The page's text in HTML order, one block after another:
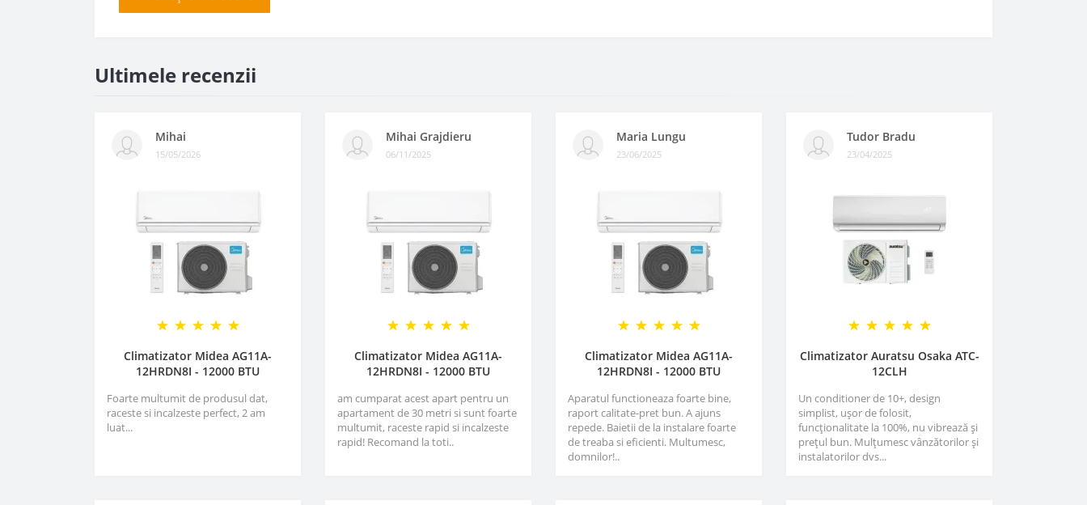
Ultimele recenzii
Mihai
15/05/2026
Climatizator Midea AG11A-
12HRDN8I - 12000 BTU
Foarte multumit de produsul dat,
raceste si incalzeste perfect, 2 am
luat...
Mihai Grajdieru
06/11/2025
Climatizator Midea AG11A-
12HRDN8I - 12000 BTU
am cumparat acest apart pentru un
apartament de 30 metri si sunt foarte
multumit, raceste rapid si incalzeste
rapid! Recomand la toti..
Maria Lungu
23/06/2025
Climatizator Midea AG11A-
12HRDN8I - 12000 BTU
Aparatul functioneaza foarte bine,
raport calitate-pret bun. A ajuns
repede. Baietii de la instalare foarte
de treaba si eficienti. Multumesc,
domnilor!..
Tudor Bradu
23/04/2025
Climatizator Auratsu Osaka ATC-
12CLH
Un conditioner de 10+, design
simplist, ușor de folosit,
funcționalitate la 100%, nu vibrează și
prețul bun. Mulțumesc vânzătorilor și
instalatorilor dvs...